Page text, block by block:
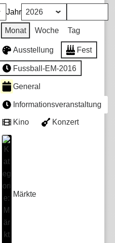
Jahr
Monat Woche Tag
Ausstellung Fest
Fussball-EM-2016
General
Informationsveranstaltung
Kino Konzert
Märkte